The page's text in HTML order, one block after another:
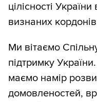
цілісності
визнаних
Ми вітаємо
підтримку
маємо намір
домовленостей,